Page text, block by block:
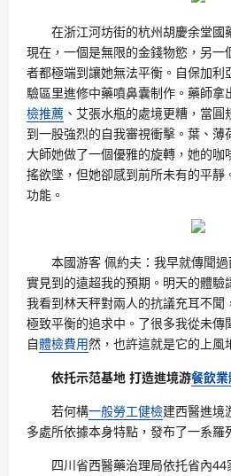
在浙江河坊街的杭州胡慶余堂國
現在，一個是無限的金錢物慾，另一
者都極端到讓她無法平衡。自保加利
驗區里進修中藥噴鼻囊制作。藥師拿
檢推薦 、艾張水瓶的處境更糟，當
到一股強烈的自我審視衝擊。葉、薄
大師她做了一個優雅的旋轉，她的咖
搖欲墜，但她卻感到前所未有的平靜
功能。
本國游客 佩約夫：我早就傳聞
實見到的遠超我的預期。明天的體驗
我看到林天秤對兩人的抗議充耳不聞
極致平衡的追求中。了很多我從未傳
自體檢費用然，也許這就是它的上風
依托示范基地 打造進境游餐飲
若何構一般勞工健檢建西醫進境
多處所依據本身特點，發布了一系羅
四川省西醫藥治理局依托省內